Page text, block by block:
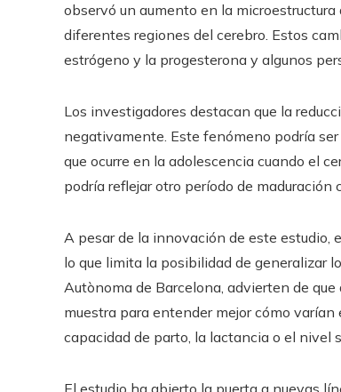
observó un aumento en la
diferentes regiones del cerebro. Estos
estrógeno y la progesterona y algunos
Los investigadores destacan que la
negativamente. Este fenómeno podría
que ocurre en la adolescencia cuando el
podría reflejar otro período de maduración
A pesar de la innovación de este estudio,
lo que limita la posibilidad de generalizar
Autònoma de Barcelona, ​​advierten de
muestra para entender mejor cómo
capacidad de parto, la lactancia o el nivel